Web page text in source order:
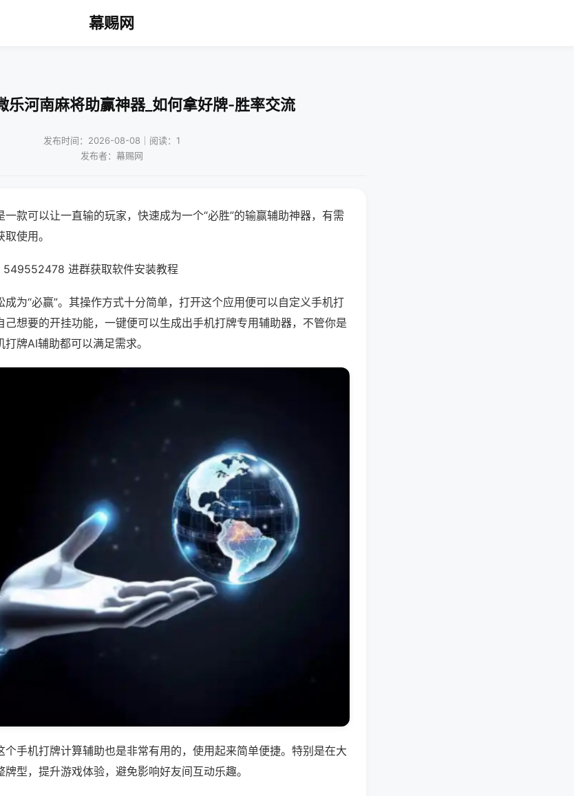
幕赐网
乐河南麻将助赢神器_如何拿好牌-胜率交流
发布时间：2026-08-08｜阅读：1
发布者：幕赐网
款可以让一直输的玩家，快速成为一个“必胜”的输赢辅助神器，有需
使用。
549552478 进群获取软件安装教程
为“必赢”。其操作方式十分简单，打开这个应用便可以自定义手机打
己想要的开挂功能，一键便可以生成出手机打牌专用辅助器，不管你是
牌AI辅助都可以满足需求。
个手机打牌计算辅助也是非常有用的，使用起来简单便捷。特别是在大
型，提升游戏体验，避免影响好友间互动乐趣。